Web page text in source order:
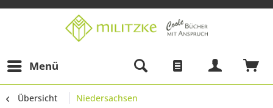
Menü
Übersicht Niedersachsen